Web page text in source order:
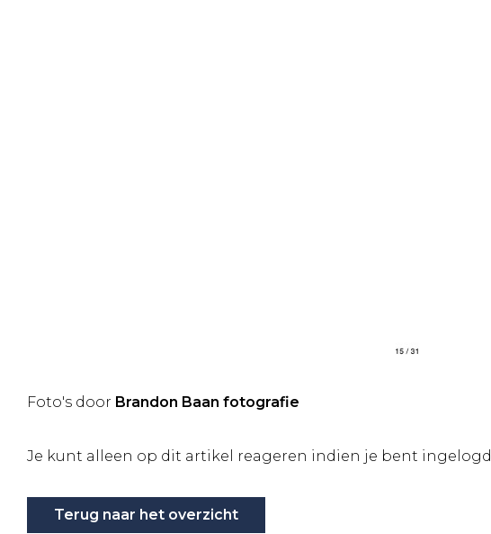
Foto's door Brandon Baan fotografie
Je kunt alleen op dit artikel reageren indien je bent ingelogd
Terug naar het overzicht